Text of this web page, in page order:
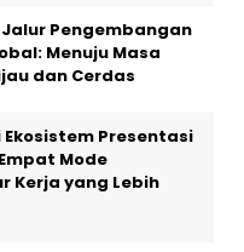
Pengembangan
Menuju Masa
dan Cerdas
Ekosistem Presentasi
Mode
Kerja yang Lebih